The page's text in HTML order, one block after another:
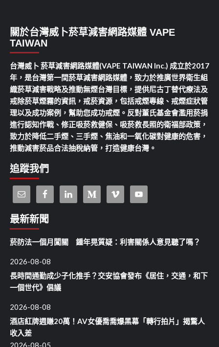
關於台灣威卜菸草減害網路媒體 VAPE
TAIWAN
台灣威卜 菸草減害網路媒體(VAPE TAIWAN Inc.) 成立於2017
年，是台灣第一間菸草減害網路媒體，致力於推廣世界衛生組
織菸草減害戰略及推動無煙台灣目標，提供尼古丁替代療法及
戒除菸草煙霧的資訊，戒菸資源，包括戒煙專線、戒煙症狀管
理以及成功案例，幫助您成功戒煙。反對董氏基金會濫用菸捐
進行認知作戰、修正吸菸救健保、吸菸救長照的衛福部政策，
致力於降低二手煙、三手煙、焦油和一氧化碳對健康的危害，
推動減害菸品合法抽稅納管，打造健康台灣。
追蹤我們
最新新聞
菸防法一個月闖關 鍾年晃質疑：利害關係人意見聽了嗎？
2026-08-08
長時間通勤成少子化推手？交安協會發布《居住，交通，和下
一個世代》倡議
2026-08-08
酒店紅牌週賺20萬！AV女優喬喬爆黑幕「轉行拍片」揭驚人
收入差
2026-08-05